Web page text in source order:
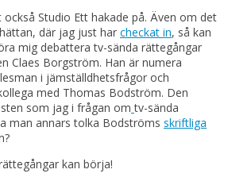
Studio Ett hakade på. Även om det
där jag just har checkat in, så kan
mig debattera tv-sända rättegångar
Claes Borgström. Han är numera
i jämställdhetsfrågor och
med Thomas Bodström. Den
som jag i frågan om tv-sända
man annars tolka Bodströms skriftliga
kan börja!